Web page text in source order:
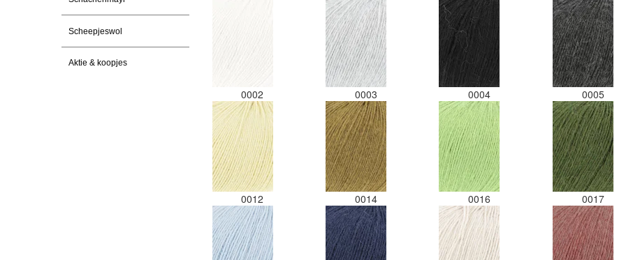
Scheepjeswol
Aktie & koopjes
0002 0003 0004 0005
0012 0014 0016 0017